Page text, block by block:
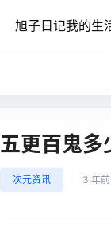
旭子日记我的生
五更百鬼多
次元资讯 3 年前